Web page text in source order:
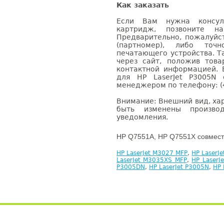
Как заказать
Если Вам нужна
картридж, позвоните
Предварительно,
(партномер), либо
печатающего устройства.
через сайт, положив
контактной информацией.
для HP LaserJet
менеджером по телефону:
Внимание: Внешний вид,
быть изменены
уведомления.
HP Q7551A, HP Q7551X
HP LaserJet M3027 MFP, HP
LaserJet M3035XS MFP, HP
P3005DN, HP LaserJet P3005N, HP